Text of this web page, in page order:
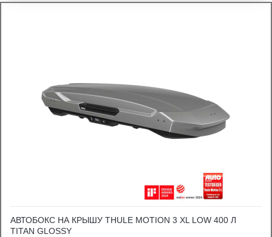
АВТОБОКС НА КРЫШУ THULE MOTION 3 XL LOW 400 Л
TITAN GLOSSY